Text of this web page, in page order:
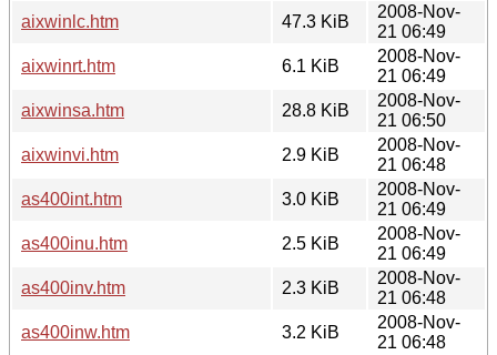
aixwinlc.htm
47.3 KiB
2008-Nov-
21 06:49
aixwinrt.htm
6.1 KiB
2008-Nov-
21 06:49
aixwinsa.htm
28.8 KiB
2008-Nov-
21 06:50
aixwinvi.htm
2.9 KiB
2008-Nov-
21 06:48
as400int.htm
3.0 KiB
2008-Nov-
21 06:49
as400inu.htm
2.5 KiB
2008-Nov-
21 06:49
as400inv.htm
2.3 KiB
2008-Nov-
21 06:48
as400inw.htm
3.2 KiB
2008-Nov-
21 06:48